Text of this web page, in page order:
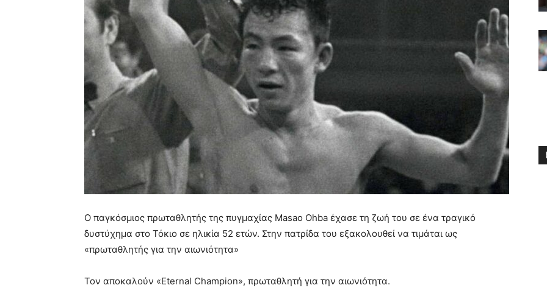
Ο παγκόσμιος πρωταθλητής της πυγμαχίας Masao Ohba έχασε τη ζωή του σε ένα τραγικό
δυστύχημα στο Τόκιο σε ηλικία 52 ετών. Στην πατρίδα του εξακολουθεί να τιμάται ως
«πρωταθλητής για την αιωνιότητα»
Τον αποκαλούν «Eternal Champion», πρωταθλητή για την αιωνιότητα.